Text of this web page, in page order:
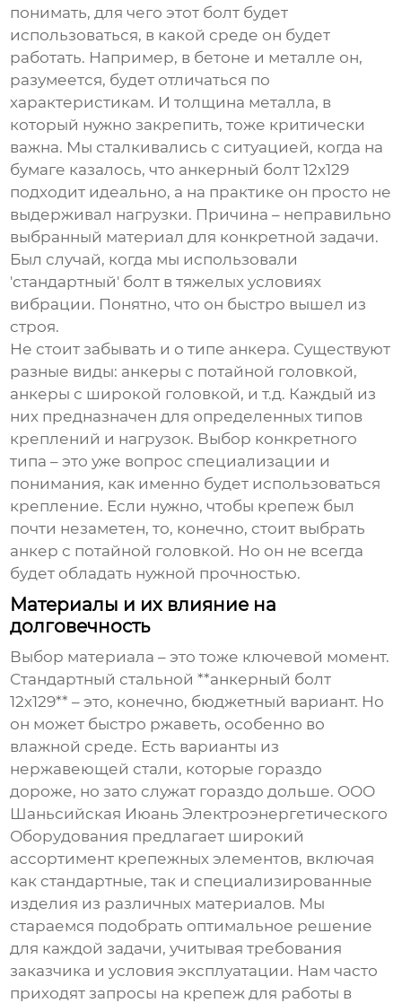
понимать, для чего этот болт будет
использоваться, в какой среде он будет
работать. Например, в бетоне и металле он,
разумеется, будет отличаться по
характеристикам. И толщина металла, в
который нужно закрепить, тоже критически
важна. Мы сталкивались с ситуацией, когда на
бумаге казалось, что анкерный болт 12х129
подходит идеально, а на практике он просто не
выдерживал нагрузки. Причина – неправильно
выбранный материал для конкретной задачи.
Был случай, когда мы использовали
'стандартный' болт в тяжелых условиях
вибрации. Понятно, что он быстро вышел из
строя.
Не стоит забывать и о типе анкера. Существуют
разные виды: анкеры с потайной головкой,
анкеры с широкой головкой, и т.д. Каждый из
них предназначен для определенных типов
креплений и нагрузок. Выбор конкретного
типа – это уже вопрос специализации и
понимания, как именно будет использоваться
крепление. Если нужно, чтобы крепеж был
почти незаметен, то, конечно, стоит выбрать
анкер с потайной головкой. Но он не всегда
будет обладать нужной прочностью.
Материалы и их влияние на
долговечность
Выбор материала – это тоже ключевой момент.
Стандартный стальной **анкерный болт
12х129** – это, конечно, бюджетный вариант. Но
он может быстро ржаветь, особенно во
влажной среде. Есть варианты из
нержавеющей стали, которые гораздо
дороже, но зато служат гораздо дольше. ООО
Шаньсийская Июань Электроэнергетического
Оборудования предлагает широкий
ассортимент крепежных элементов, включая
как стандартные, так и специализированные
изделия из различных материалов. Мы
стараемся подобрать оптимальное решение
для каждой задачи, учитывая требования
заказчика и условия эксплуатации. Нам часто
приходят запросы на крепеж для работы в